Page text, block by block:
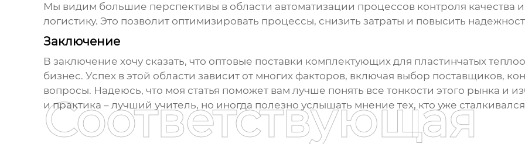
Мы видим большие перспективы в области автоматизации процессов контроля качества
логистику. Это позволит оптимизировать процессы, снизить затраты и повысить
Заключение
В заключение хочу сказать, что оптовые поставки комплектующих для пластинчатых
бизнес. Успех в этой области зависит от многих факторов, включая выбор поставщиков,
вопросы. Надеюсь, что моя статья поможет вам лучше понять все тонкости этого рынка и
и практика – лучший учитель, но иногда полезно услышать мнение тех, кто уже
Соответствующая